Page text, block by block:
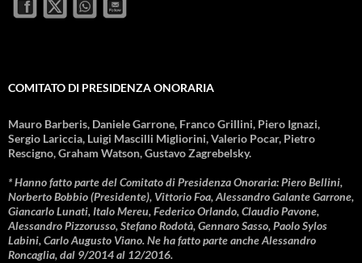
COMITATO DI PRESIDENZA ONORARIA
Mauro Barberis, Daniele Garrone, Franco Grillini, Piero Ignazi,
Sergio Lariccia, Luigi Mascilli Migliorini, Valerio Pocar, Pietro
Rescigno, Graham Watson, Gustavo Zagrebelsky.
* Hanno fatto parte del Comitato di Presidenza Onoraria: Piero Bellini,
Norberto Bobbio (Presidente), Vittorio Foa, Alessandro Galante Garrone,
Giancarlo Lunati, Italo Mereu, Federico Orlando, Claudio Pavone,
Alessandro Pizzorusso, Stefano Rodotà, Gennaro Sasso, Paolo Sylos
Labini, Carlo Augusto Viano. Ne ha fatto parte anche Alessandro
Roncaglia, dal 9/2014 al 12/2016.